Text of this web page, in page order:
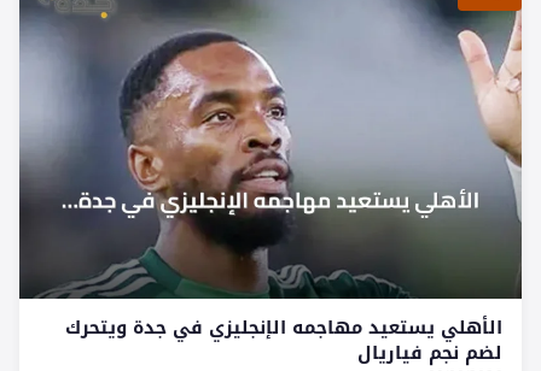
الأهلي يستعيد مهاجمه الإنجليزي في جدة ويتحرك
لضم نجم فياريال